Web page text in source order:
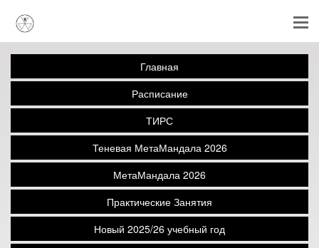
Главная
Расписание
ТИРС
Теневая МетаМандала 2026
МетаМандала 2026
Практические Занятия
Новый 2025/26 учебный год